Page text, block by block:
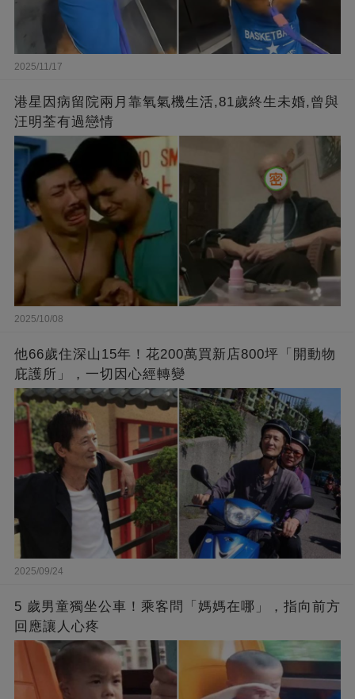
2025/11/17
港星因病留院兩月靠氧氣機生活,81歲終生未婚,曾與
汪明荃有過戀情
2025/10/08
他66歲住深山15年！花200萬買新店800坪「開動物
庇護所」，一切因心經轉變
2025/09/24
5 歲男童獨坐公車！乘客問「媽媽在哪」，指向前方
回應讓人心疼